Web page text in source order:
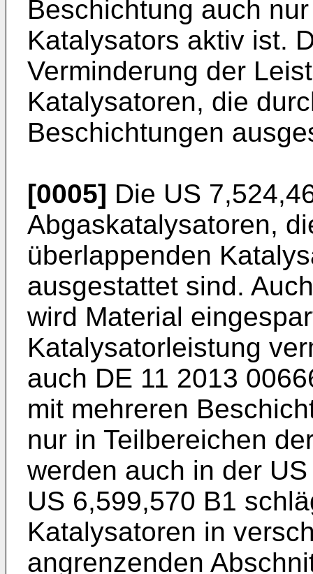
Beschichtung auch
Katalysators aktiv ist.
Verminderung der
Katalysatoren, die
Beschichtungen
[0005] Die US
Abgaskatalysatoren,
überlappenden
ausgestattet sind.
wird Material
Katalysatorleistung
auch DE 11 2013
mit mehreren
nur in Teilbereichen
werden auch in der
US 6,599,570 B1
Katalysatoren in
angrenzenden